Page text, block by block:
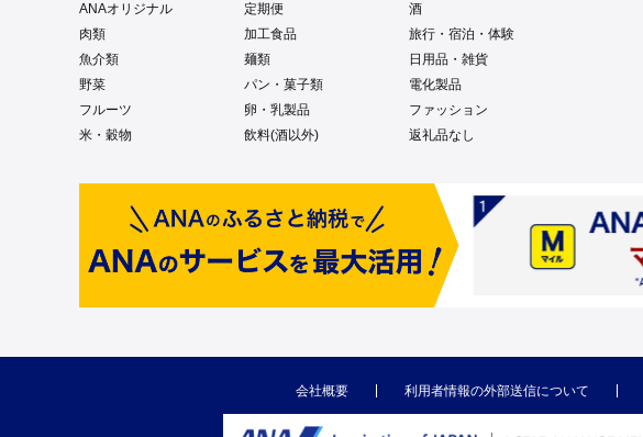
ANAオリジナル 定期便
酒
肉類
加工食品
旅行・宿泊・体験
魚介類
麺類
日用品・雑貨
野菜
パン・菓子類
電化製品
フルーツ
卵・乳製品
ファッション
米・穀物
飲料(酒以外) 返礼品なし
会社概要 利用者情報の外部送信について